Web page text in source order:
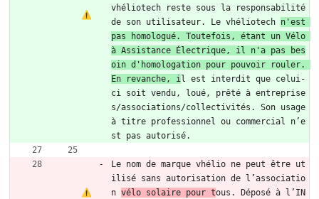
vhéliotech reste sous la responsabilité
de son utilisateur. Le vhéliotech n'est
pas homologué. Toutefois, étant un Vélo
à Assistance Électrique, il n'a pas bes
oin d'homologation pour pouvoir rouler.
En revanche, il est interdit que celui-
ci soit vendu, loué, prêté à entreprise
s/associations/collectivités. Son usage
à titre professionnel ou commercial n’e
st pas autorisé.
Le nom de marque vhélio ne peut être ut
ilisé sans autorisation de l’associatio
n vélo solaire pour tous. Déposé à l’IN